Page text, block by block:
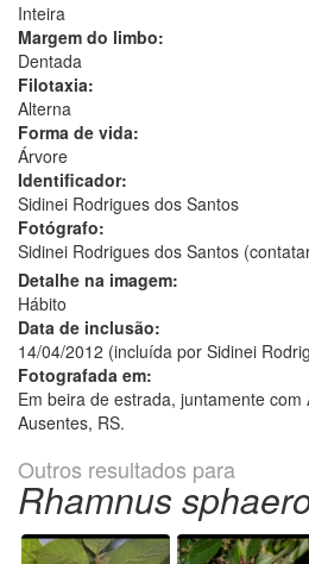
Inteira
Margem do limbo:
Dentada
Filotaxia:
Alterna
Forma de vida:
Árvore
Identificador:
Sidinei Rodrigues dos Santos
Fotógrafo:
Sidinei Rodrigues dos Santos
Detalhe na imagem:
Hábito
Data de inclusão:
14/04/2012 (incluída por Sidinei
Fotografada em:
Em beira de estrada, juntamente
Ausentes, RS.
Outros resultados para
Rhamnus